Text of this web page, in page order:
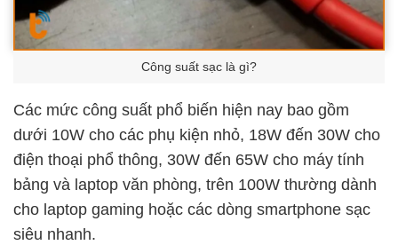
Công suất sạc là gì?
Các mức công suất phổ biến hiện nay bao gồm
dưới 10W cho các phụ kiện nhỏ, 18W đến 30W cho
điện thoại phổ thông, 30W đến 65W cho máy tính
bảng và laptop văn phòng, trên 100W thường dành
cho laptop gaming hoặc các dòng smartphone sạc
siêu nhanh.